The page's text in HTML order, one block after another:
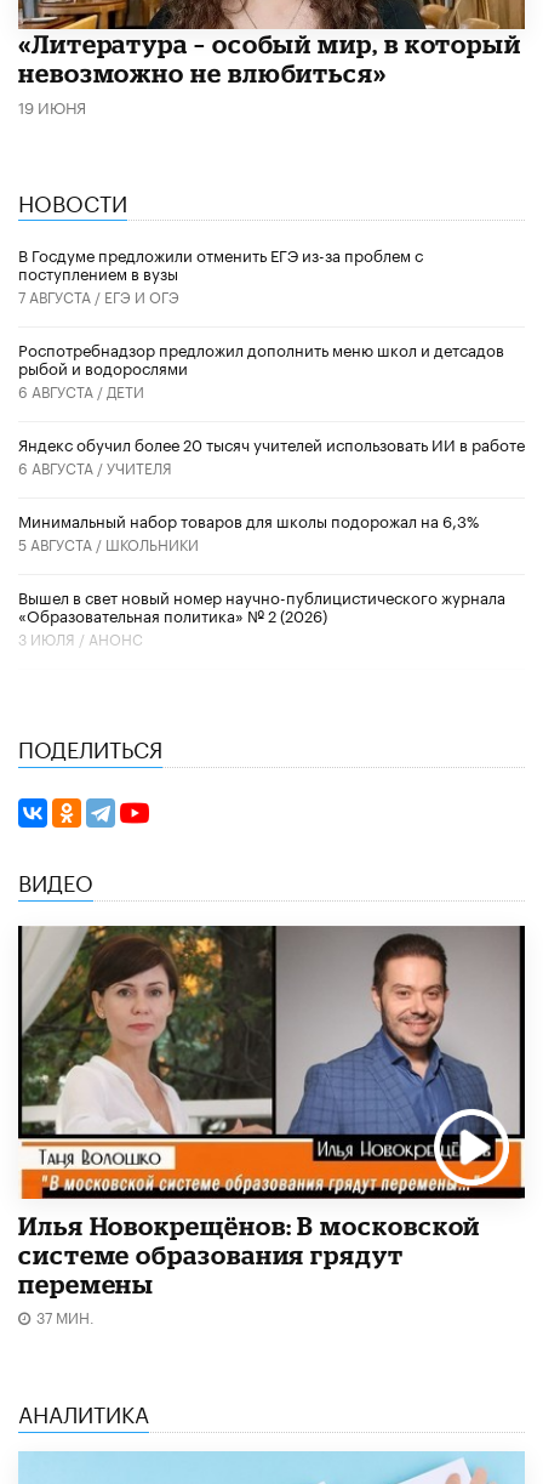
​«Литература – особый мир, в который
невозможно не влюбиться»
19 ИЮНЯ
НОВОСТИ
В Госдуме предложили отменить ЕГЭ из-за проблем с
поступлением в вузы
7 АВГУСТА / ЕГЭ И ОГЭ
Роспотребнадзор предложил дополнить меню школ и детсадов
рыбой и водорослями
6 АВГУСТА / ДЕТИ
​Яндекс обучил более 20 тысяч учителей использовать ИИ в работе
6 АВГУСТА /УЧИТЕЛЯ
Минимальный набор товаров для школы подорожал на 6,3%
5 АВГУСТА / ШКОЛЬНИКИ
Вышел в свет новый номер научно-публицистического журнала
«Образовательная политика» № 2 (2026)
3 ИЮЛЯ / АНОНС
ПОДЕЛИТЬСЯ
ВИДЕО
Илья Новокрещёнов: В московской
системе образования грядут
перемены
37 МИН.
АНАЛИТИКА